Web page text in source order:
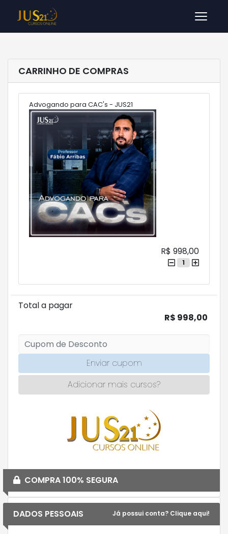
DADOS PESSOAIS Já possui conta? Clique aqui!
CARRINHO DE COMPRAS
Advogando para CAC's - JUS21
R$ 998,00
1
Total a pagar
R$ 998,00
Enviar cupom
Adicionar mais cursos?
COMPRA 100% SEGURA